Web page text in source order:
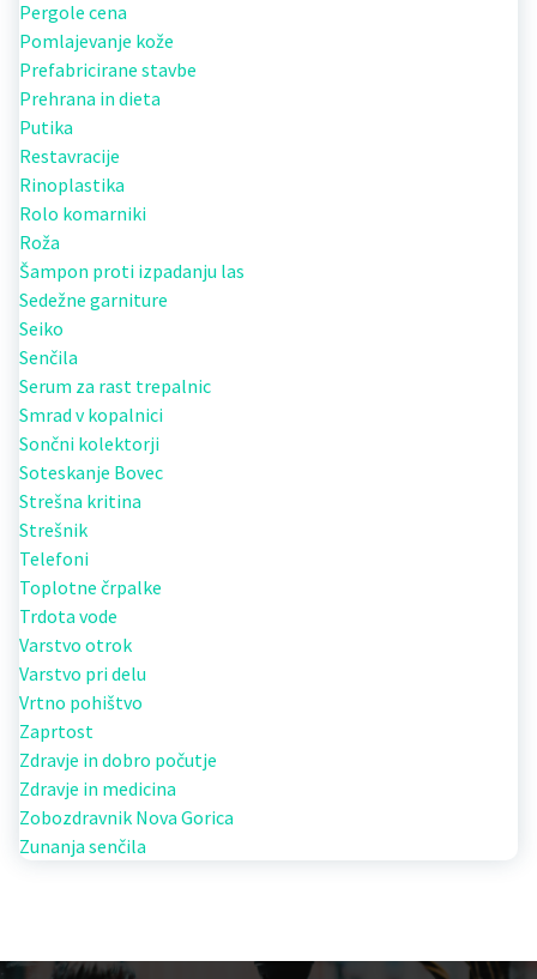
Pergole cena
Pomlajevanje kože
Prefabricirane stavbe
Prehrana in dieta
Putika
Restavracije
Rinoplastika
Rolo komarniki
Roža
Šampon proti izpadanju las
Sedežne garniture
Seiko
Senčila
Serum za rast trepalnic
Smrad v kopalnici
Sončni kolektorji
Soteskanje Bovec
Strešna kritina
Strešnik
Telefoni
Toplotne črpalke
Trdota vode
Varstvo otrok
Varstvo pri delu
Vrtno pohištvo
Zaprtost
Zdravje in dobro počutje
Zdravje in medicina
Zobozdravnik Nova Gorica
Zunanja senčila